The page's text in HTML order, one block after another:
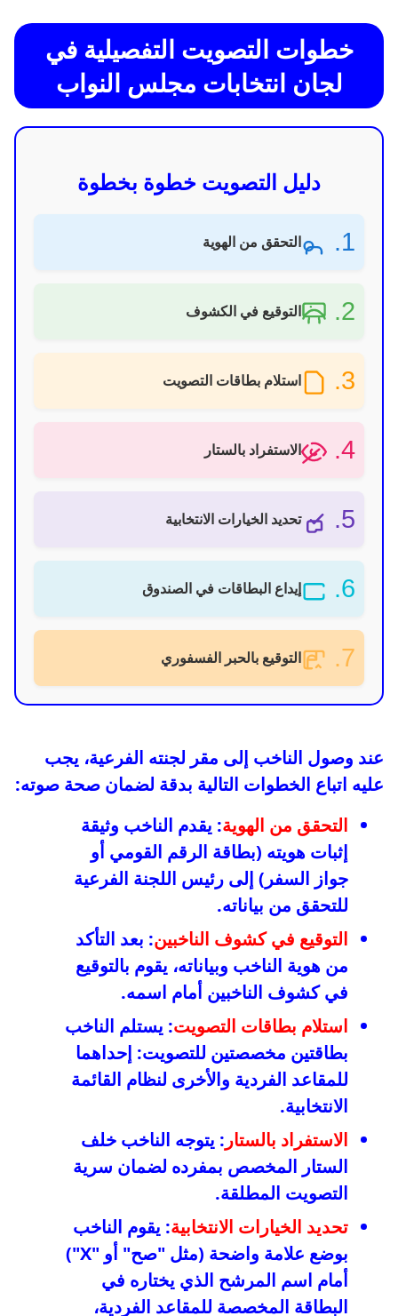
خطوات التصويت التفصيلية في
لجان انتخابات مجلس النواب
دليل التصويت خطوة بخطوة
1. التحقق من الهوية
2. التوقيع في الكشوف
3. استلام بطاقات التصويت
4. الاستفراد بالستار
5. تحديد الخيارات الانتخابية
6. إيداع البطاقات في الصندوق
7. التوقيع بالحبر الفسفوري
عند وصول الناخب إلى مقر لجنته الفرعية، يجب
عليه اتباع الخطوات التالية بدقة لضمان صحة صوته:
التحقق من الهوية: يقدم الناخب وثيقة
إثبات هويته (بطاقة الرقم القومي أو
جواز السفر) إلى رئيس اللجنة الفرعية
للتحقق من بياناته.
التوقيع في كشوف الناخبين: بعد التأكد
من هوية الناخب وبياناته، يقوم بالتوقيع
في كشوف الناخبين أمام اسمه.
استلام بطاقات التصويت: يستلم الناخب
بطاقتين مخصصتين للتصويت: إحداهما
للمقاعد الفردية والأخرى لنظام القائمة
الانتخابية.
الاستفراد بالستار : يتوجه الناخب خلف
الستار المخصص بمفرده لضمان سرية
التصويت المطلقة.
تحديد الخيارات الانتخابية: يقوم الناخب
بوضع علامة واضحة (مثل "صح" أو "X")
أمام اسم المرشح الذي يختاره في
البطاقة المخصصة للمقاعد الفردية،